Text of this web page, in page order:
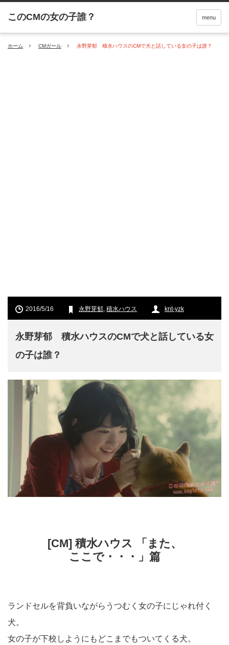
menu
ホーム CMガール 永野芽郁 積水ハウスのCMで犬と話している女の子は誰？
2016/5/16 永野芽郁, 積水ハウス knt-yzk
永野芽郁 積水ハウスのCMで犬と話している女
の子は誰？
[CM] 積水ハウス 「また、
ここで・・・」篇
ランドセルを背負いながらうつむく女の子にじゃれ付く
犬。
女の子が下校しようにもどこまでもついてくる犬。